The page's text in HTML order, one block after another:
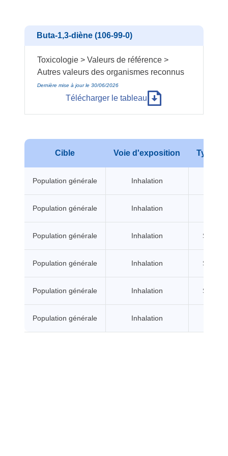
Buta-1,3-diène (106-99-0)
Toxicologie > Valeurs de référence >
Autres valeurs des organismes reconnus
Dernière mise à jour le 30/06/2026
Télécharger le tableau
Cible Voie d'exposition Type
Population générale Inhalation
Population générale Inhalation
Population générale Inhalation Sans
Population générale Inhalation Sans
Population générale Inhalation Sans
Population générale Inhalation